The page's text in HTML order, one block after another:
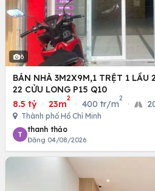
6
BÁN NHÀ 3M2X9M,1 TRỆT 1 LẦU
22 CỬU LONG P15 Q10
8.5 tỷ · 23m
2
· 400 tr/m
2
·
Thành phố Hồ Chí Minh
T
thanh thảo
Đăng 04/08/2026